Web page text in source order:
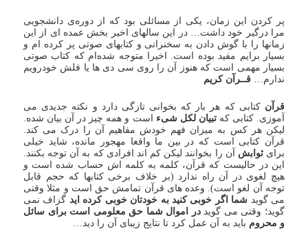
پر کردن این زمان، یکی از مسائلی بود که از دوره‌ی دانشجویی
مرا درگیر خود داشت… در این سالهای اخیر بخش عمده ای از این
زمانها را با گوش دادن به سخنرانی و کتابهای صوتی پر کرده ام و
بسیار برایم مفید بوده است. اخیرا متوجه شده‌ام که کتاب صوتی
بسیار مهمی است که هنوز آن را روی سی دی ها یا فلش خودرویم
ندارم…قــرآن کریم
قرآنکتابی که هر بار که بخوانی تازگی دارد و نکته جدیدی می
آموزی. کتابی کهتبیان لکل شیء
است و همه چیز در آن بیان شده.
لیکن هر کس به میزان فهم خودش مفاهیم آن را درک می کند.
قرآن کتابی است که در بین ما واقعا مهجور مانده، شاید خیلی
برایثوابش آن را بخوانند لیکن کم اند افرادی که به آن توجه بکنند.
این در حالیست که قرآن، کلمه به کلمه اش حساب شده است و
هیچ لغوی در آن راه ندارد (بر خلاف برخی کتابها که حجم قابل
توجه آن لغو است). وعده های قرآن تمامش حق است و مثلا وقتی
می گوید شما اگر خوبی کنید به خودتان خوبی کرده اید گزاف نمی
گوید؛ وقتی می گویددر اموال شما حق معلومی است برای سائل
و محروم باید به آن عمل کرد تا نتایج زیبای آن را دید…